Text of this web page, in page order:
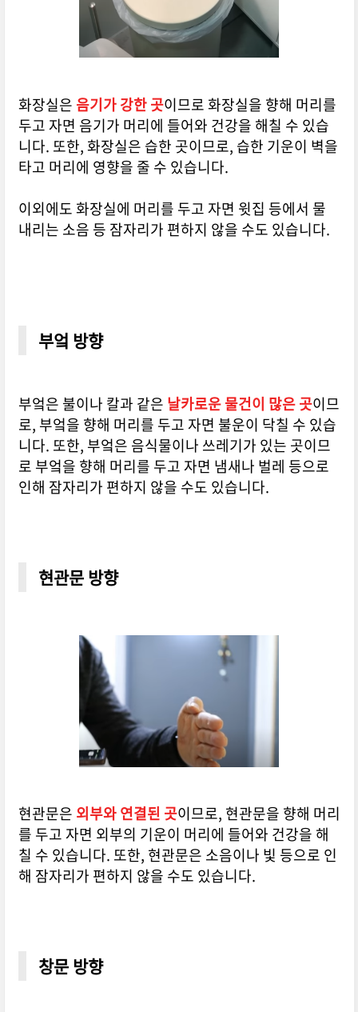
화장실은 음기가 강한 곳이므로 화장실을 향해 머리를
두고 자면 음기가 머리에 들어와 건강을 해칠 수 있습
니다. 또한, 화장실은 습한 곳이므로, 습한 기운이 벽을
타고 머리에 영향을 줄 수 있습니다.
이외에도 화장실에 머리를 두고 자면 윗집 등에서 물
내리는 소음 등 잠자리가 편하지 않을 수도 있습니다.
부엌 방향
부엌은 불이나 칼과 같은 날카로운 물건이 많은 곳이므
로, 부엌을 향해 머리를 두고 자면 불운이 닥칠 수 있습
니다. 또한, 부엌은 음식물이나 쓰레기가 있는 곳이므
로 부엌을 향해 머리를 두고 자면 냄새나 벌레 등으로
인해 잠자리가 편하지 않을 수도 있습니다.
현관문 방향
현관문은 외부와 연결된 곳이므로, 현관문을 향해 머리
를 두고 자면 외부의 기운이 머리에 들어와 건강을 해
칠 수 있습니다. 또한, 현관문은 소음이나 빛 등으로 인
해 잠자리가 편하지 않을 수도 있습니다.
창문 방향